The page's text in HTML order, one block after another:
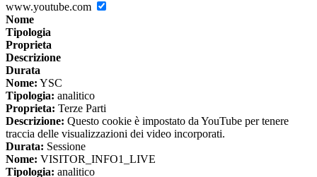
www.youtube.com
Nome
Tipologia
Proprieta
Descrizione
Durata
Nome: YSC
Tipologia: analitico
Proprieta: Terze Parti
Descrizione: Questo cookie è impostato da YouTube per tenere
traccia delle visualizzazioni dei video incorporati.
Durata: Sessione
Nome: VISITOR_INFO1_LIVE
Tipologia: analitico